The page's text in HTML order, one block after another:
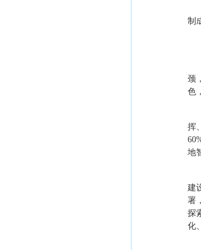
制
颈
色，
挥
地
建
署
探
化